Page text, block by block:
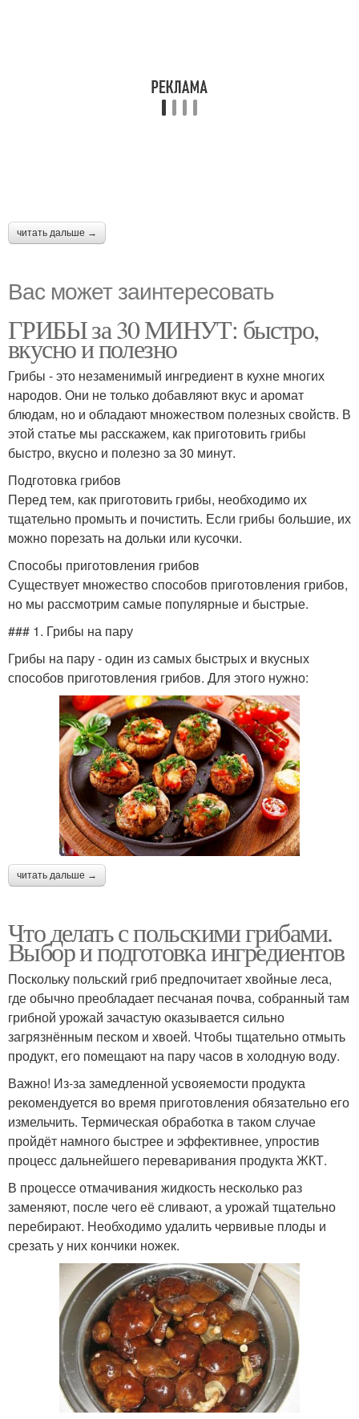
читать дальше →
Вас может заинтересовать
ГРИБЫ за 30 МИНУТ: быстро,
вкусно и полезно
Грибы - это незаменимый ингредиент в кухне многих
народов. Они не только добавляют вкус и аромат
блюдам, но и обладают множеством полезных свойств. В
этой статье мы расскажем, как приготовить грибы
быстро, вкусно и полезно за 30 минут.
Подготовка грибов
Перед тем, как приготовить грибы, необходимо их
тщательно промыть и почистить. Если грибы большие, их
можно порезать на дольки или кусочки.
Способы приготовления грибов
Существует множество способов приготовления грибов,
но мы рассмотрим самые популярные и быстрые.
### 1. Грибы на пару
Грибы на пару - один из самых быстрых и вкусных
способов приготовления грибов. Для этого нужно:
читать дальше →
Что делать с польскими грибами.
Выбор и подготовка ингредиентов
Поскольку польский гриб предпочитает хвойные леса,
где обычно преобладает песчаная почва, собранный там
грибной урожай зачастую оказывается сильно
загрязнённым песком и хвоей. Чтобы тщательно отмыть
продукт, его помещают на пару часов в холодную воду.
Важно! Из-за замедленной усвояемости продукта
рекомендуется во время приготовления обязательно его
измельчить. Термическая обработка в таком случае
пройдёт намного быстрее и эффективнее, упростив
процесс дальнейшего переваривания продукта ЖКТ.
В процессе отмачивания жидкость несколько раз
заменяют, после чего её сливают, а урожай тщательно
перебирают. Необходимо удалить червивые плоды и
срезать у них кончики ножек.